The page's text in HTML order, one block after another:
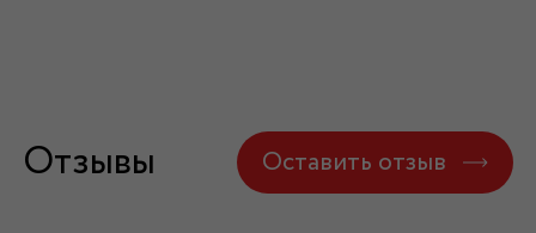
Отзывы Оставить отзыв